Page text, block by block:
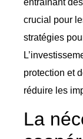
entraînant
crucial pour
stratégies
protection et
réduire les
La